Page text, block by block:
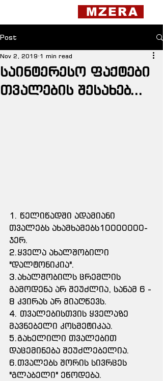
MZERA
Post
საინტერესო ფაქტები
თვალების შესახებ...
Nov 2, 2019 1 min read
1. წელიწადში ადამიანი
თვალებს ახამხამებს10000000-
ჯერ.
2.ყველა ახალშობილი
"დალტონიკია".
3.ახალშობილს ცრემლის
გამოდენა არ შეუძლია, სანამ 6 -
8 კვირას არ მიაღწევს.
4. თვალებისთვის ყველაზე
მავნებელი კოსმეტიკაა.
5.გახელილი თვალებით
დაცემინება შეუძლებელია.
6.თვალებს შორის სივრცეს
"გლაბელი" ეწოდება.